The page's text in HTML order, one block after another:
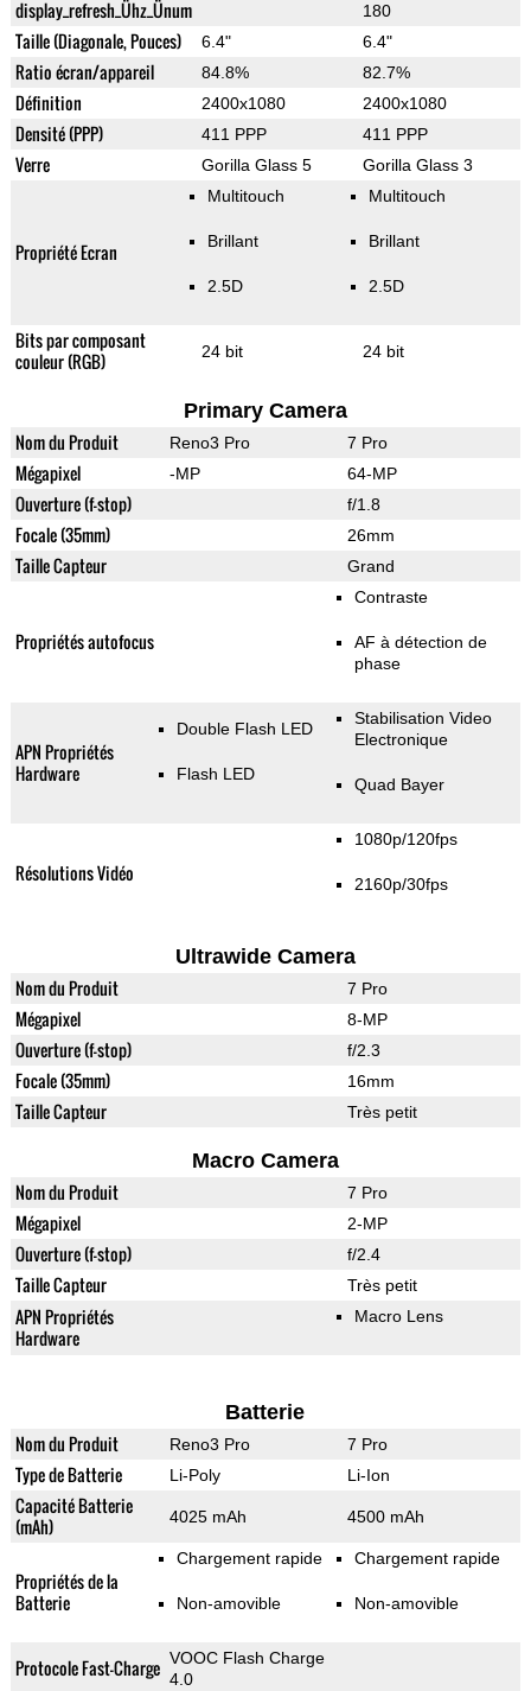
display_refresh_Ühz_Ünum 180
Taille (Diagonale, Pouces) 6.4" 6.4"
Ratio écran/appareil 84.8% 82.7%
Définition 2400x1080 2400x1080
Densité (PPP) 411 PPP 411 PPP
Verre Gorilla Glass 5 Gorilla Glass 3
Propriété Ecran
Multitouch
Brillant
2.5D
Multitouch
Brillant
2.5D
Bits par composant
couleur (RGB)
24 bit 24 bit
Primary Camera
Nom du Produit Reno3 Pro 7 Pro
Mégapixel -MP 64-MP
Ouverture (f-stop) f/1.8
Focale (35mm) 26mm
Taille Capteur Grand
Propriétés autofocus
Contraste
AF à détection de
phase
APN Propriétés
Hardware
Double Flash LED
Flash LED
Stabilisation Video
Electronique
Quad Bayer
Résolutions Vidéo
1080p/120fps
2160p/30fps
Ultrawide Camera
Nom du Produit 7 Pro
Mégapixel 8-MP
Ouverture (f-stop) f/2.3
Focale (35mm) 16mm
Taille Capteur Très petit
Macro Camera
Nom du Produit 7 Pro
Mégapixel 2-MP
Ouverture (f-stop) f/2.4
Taille Capteur Très petit
APN Propriétés
Hardware
Macro Lens
Batterie
Nom du Produit Reno3 Pro 7 Pro
Type de Batterie Li-Poly Li-Ion
Capacité Batterie
(mAh)
4025 mAh 4500 mAh
Propriétés de la
Batterie
Chargement rapide
Non-amovible
Chargement rapide
Non-amovible
Protocole Fast-Charge VOOC Flash Charge
4.0